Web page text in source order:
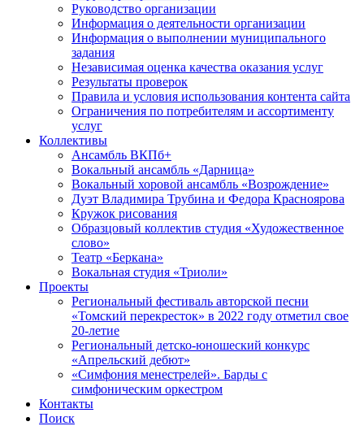
Руководство организации
Информация о деятельности организации
Информация о выполнении муниципального
задания
Независимая оценка качества оказания услуг
Результаты проверок
Правила и условия использования контента сайта
Ограничения по потребителям и ассортименту
услуг
Коллективы
Ансамбль ВКПб+
Вокальный ансамбль «Дарница»
Вокальный хоровой ансамбль «Возрождение»
Дуэт Владимира Трубина и Федора Красноярова
Кружок рисования
Образцовый коллектив студия «Художественное
слово»
Театр «Беркана»
Вокальная студия «Триоли»
Проекты
Региональный фестиваль авторской песни
«Томский перекресток» в 2022 году отметил свое
20-летие
Региональный детско-юношеский конкурс
«Апрельский дебют»
«Симфония менестрелей». Барды с
симфоническим оркестром
Контакты
Поиск